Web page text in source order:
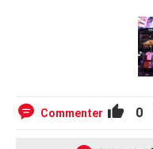
Commenter 0